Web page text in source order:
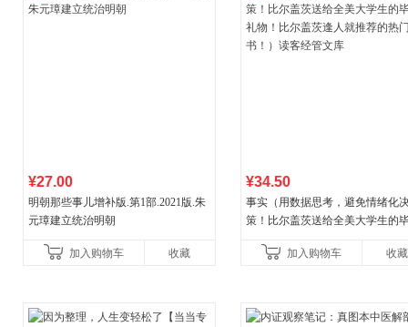
¥27.00
明朝那些事儿增补版.第1部.2021版.朱
元璋建立统治明朝
加入购物车 收藏
¥34.50
事实（用数据思考，避免情绪化
策！比尔盖茨送给全美大学生的
书！）读客经管文库
加入购物车 收藏